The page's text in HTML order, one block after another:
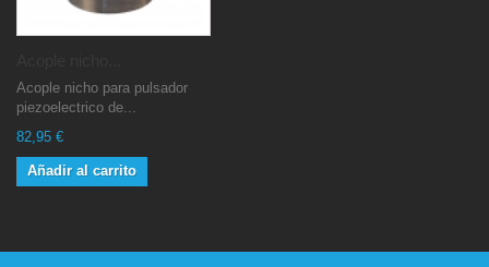
Acople nicho para pulsador
piezoelectrico de...
82,95 €
Añadir al carrito